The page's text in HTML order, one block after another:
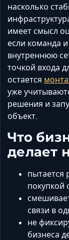
насколько
имеет смысл
если команда
внутреннюю
точкой входа
остается
уже
решения и
объект.
Что
делает
пытается
покупкой
связи в
не
бизнеса